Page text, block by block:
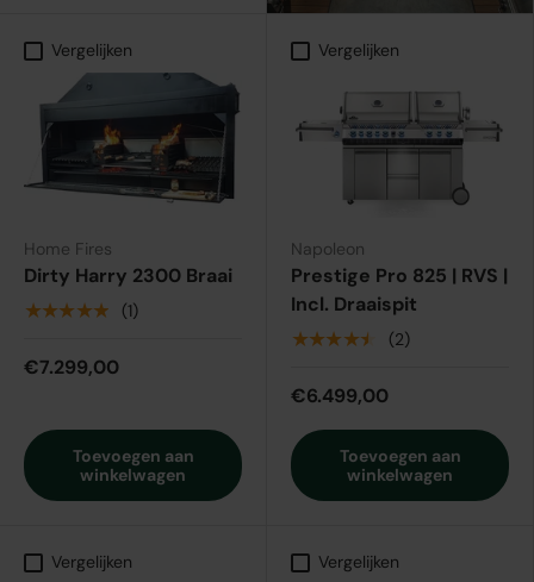
Vergelijken
Home Fires
Dirty Harry 2300 Braai
★★★★★ (1)
€7.299,00
Toevoegen aan
winkelwagen
Vergelijken
Napoleon
Prestige Pro 825 | RVS |
Incl. Draaispit
★★★★★ (2)
€6.499,00
Toevoegen aan
winkelwagen
Vergelijken Vergelijken